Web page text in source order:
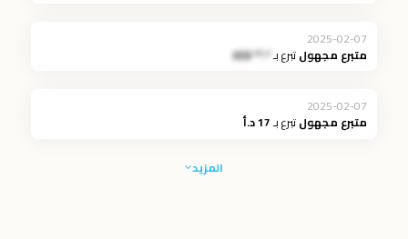
2025-02-07
متبرع مجهولتبرع بـ*.** JOD
2025-02-07
متبرع مجهولتبرع بـ17 د.أ
المزيد